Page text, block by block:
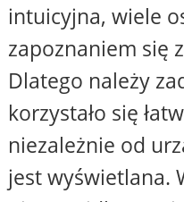
intuicyjna, wiele
zapoznaniem się
Dlatego należy
korzystało się
niezależnie od
jest wyświetlana.